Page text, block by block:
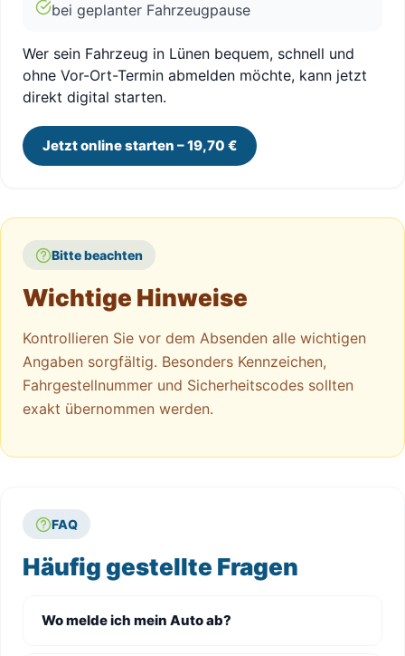
bei geplanter Fahrzeugpause
Wer sein Fahrzeug in Lünen bequem, schnell und
ohne Vor-Ort-Termin abmelden möchte, kann jetzt
direkt digital starten.
Jetzt online starten – 19,70 €
Bitte beachten
Wichtige Hinweise
Kontrollieren Sie vor dem Absenden alle wichtigen
Angaben sorgfältig. Besonders Kennzeichen,
Fahrgestellnummer und Sicherheitscodes sollten
exakt übernommen werden.
FAQ
Häufig gestellte Fragen
Wo melde ich mein Auto ab?